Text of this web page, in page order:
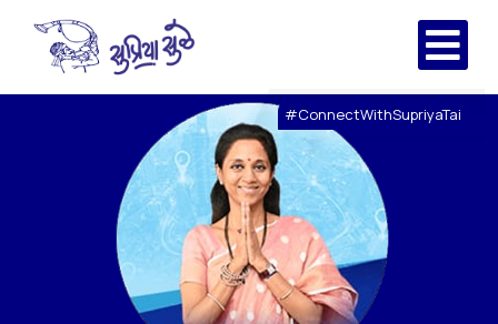
#ConnectWithSupriyaTai